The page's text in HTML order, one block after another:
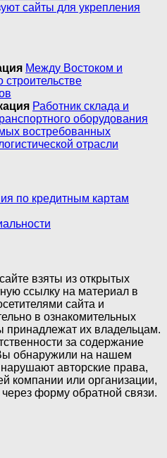
сайты для укрепления
Между Востоком и
Работник склада и
оборудования
востребованных
отрасли
по кредитным картам
взяты из открытых
ссылку на материал в
сайта и
в ознакомительных
принадлежат их владельцам.
за содержание
обнаружили на нашем
авторские права,
компании или организации,
форму обратной связи.